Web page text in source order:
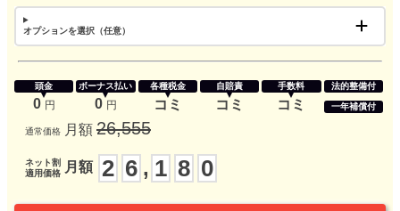
オプションを選択（任意）
頭金
0 円
ボーナス払い
0 円
各種税金
コミ
自賠責
コミ
手数料
コミ
法的整備付
一年補償付
通常価格 月額 26,555
ネット割
適用価格
月額 2 6 , 1 8 0